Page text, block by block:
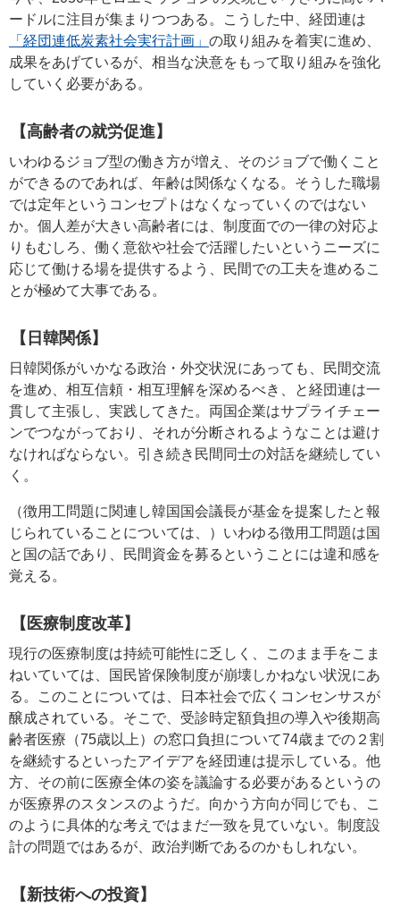
ードルに注目が集まりつつある。こうした中、経団連は
「経団連低炭素社会実行計画」 の取り組みを着実に進め、
成果をあげているが、相当な決意をもって取り組みを強化
していく必要がある。
【高齢者の就労促進】
いわゆるジョブ型の働き方が増え、そのジョブで働くこと
ができるのであれば、年齢は関係なくなる。そうした職場
では定年というコンセプトはなくなっていくのではない
か。個人差が大きい高齢者には、制度面での一律の対応よ
りもむしろ、働く意欲や社会で活躍したいというニーズに
応じて働ける場を提供するよう、民間での工夫を進めるこ
とが極めて大事である。
【日韓関係】
日韓関係がいかなる政治・外交状況にあっても、民間交流
を進め、相互信頼・相互理解を深めるべき、と経団連は一
貫して主張し、実践してきた。両国企業はサプライチェー
ンでつながっており、それが分断されるようなことは避け
なければならない。引き続き民間同士の対話を継続してい
く。
（徴用工問題に関連し韓国国会議長が基金を提案したと報
じられていることについては、）いわゆる徴用工問題は国
と国の話であり、民間資金を募るということには違和感を
覚える。
【医療制度改革】
現行の医療制度は持続可能性に乏しく、このまま手をこま
ねいていては、国民皆保険制度が崩壊しかねない状況にあ
る。このことについては、日本社会で広くコンセンサスが
醸成されている。そこで、受診時定額負担の導入や後期高
齢者医療（75歳以上）の窓口負担について74歳までの２割
を継続するといったアイデアを経団連は提示している。他
方、その前に医療全体の姿を議論する必要があるというの
が医療界のスタンスのようだ。向かう方向が同じでも、こ
のように具体的な考えではまだ一致を見ていない。制度設
計の問題ではあるが、政治判断であるのかもしれない。
【新技術への投資】